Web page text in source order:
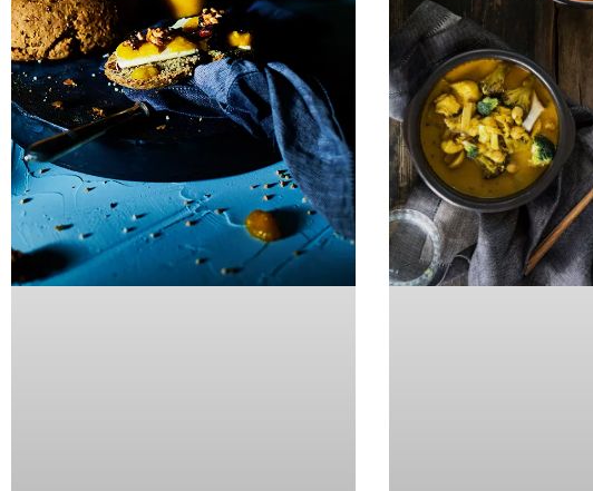
Copyright © 2026 storiesonaplate.com - Florentina Klampferer, BA